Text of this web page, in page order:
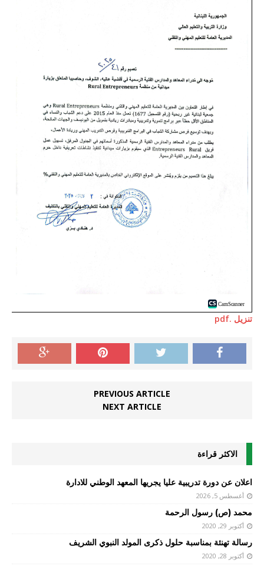
تنزيل .pdf
PREVIOUS ARTICLE
NEXT ARTICLE
الاكثر قراءة
اعلان عن دورة تدريبية عليا يجريها المعهد الوطني للادارة
أغسطس 5, 2026
محمد (ص) رسول الرحمة
أكتوبر 29, 2020
رسالة تهنئة بمناسبة حلول ذكرى المولد النبوي الشريف
أكتوبر 28, 2020